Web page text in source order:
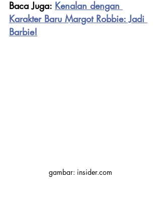
Baca Juga: Kenalan dengan
Karakter Baru Margot Robbie: Jadi
Barbie!
gambar: insider.com